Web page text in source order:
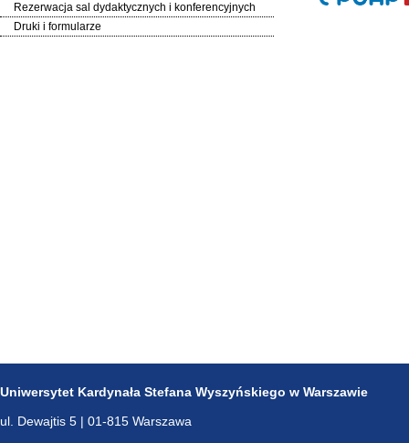
Rezerwacja sal dydaktycznych i konferencyjnych
Druki i formularze
Uniwersytet Kardynała Stefana Wyszyńskiego w Warszawie
ul. Dewajtis 5 | 01-815 Warszawa